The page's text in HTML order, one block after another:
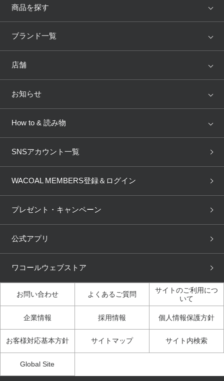
商品を探す
アイテム
トピックス
ブランド一覧
WACOAL
AMPHI une nana cool
OUR WACOAL
WACOAL Remamma Mens Innerwear
Licensed Brands
店舗
店舗を探す
ブラ無料診断
3Dボディスキャン
お知らせ
新着情報
商品回収
ニュース＆トピックス
How to & 読み物
下着の基礎知識
ブラパン ワコールスタイル
大人の工場見学inベトナム
人間科学研究開発センター見
学
ガイド（マンガ）
3Dボディスキャン体験（マ
SNSアカウント一覧
WACOAL MEMBERS登録＆ログイン
プレゼント・キャンペーン
公式アプリ
ワコールウェブストア
お問い合わせ よくあるご質問
サイトのご利用につ
いて
企業情報 採用情報 個人情報保護方針
お客様対応基本方針 サイトマップ サイト内検索
Global Site